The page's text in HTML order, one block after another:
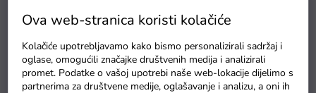
Ova web-stranica koristi kolačiće
Kolačiće upotrebljavamo kako bismo personalizirali sadržaj i
oglase, omogućili značajke društvenih medija i analizirali
promet. Podatke o vašoj upotrebi naše web-lokacije dijelimo s
partnerima za društvene medije, oglašavanje i analizu, a oni ih
Na zalihama